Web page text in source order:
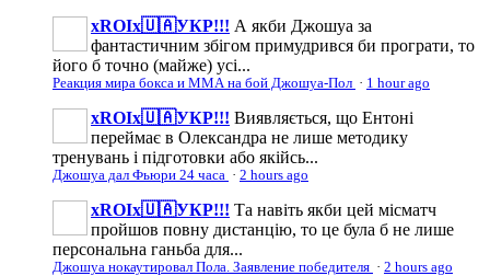
xROIx🇺🇦УКР!!! А якби Джошуа за
фантастичним збігом примудрився би програти, то
його б точно (майже) усі...
Реакция мира бокса и ММА на бой Джошуа-Пол · 1 hour ago
xROIx🇺🇦УКР!!! Виявляється, що Ентоні
переймає в Олександра не лише методику
тренувань і підготовки або якійсь...
Джошуа дал Фьюри 24 часа · 2 hours ago
xROIx🇺🇦УКР!!! Та навіть якби цей місматч
пройшов повну дистанцію, то це була б не лише
персональна ганьба для...
Джошуа нокаутировал Пола. Заявление победителя · 2 hours ago